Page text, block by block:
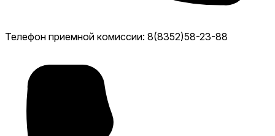
Телефон приемной комиссии: 8(8352)58-23-88